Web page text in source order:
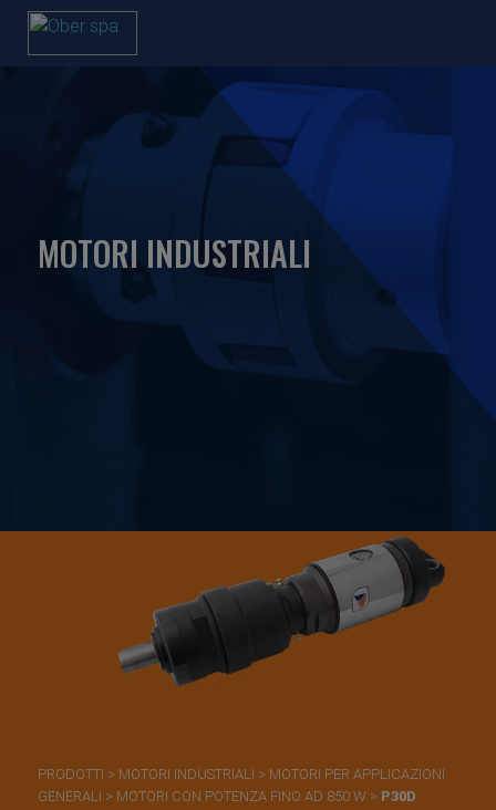
MOTORI INDUSTRIALI
PRODOTTI > MOTORI INDUSTRIALI > MOTORI PER APPLICAZIONI
GENERALI > MOTORI CON POTENZA FINO AD 850 W > P30D